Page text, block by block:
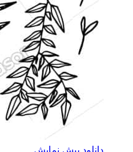
دانلود پیش نمایش